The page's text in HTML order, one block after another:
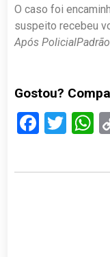
O caso foi
suspeito recebeu
Após PolicialPadrão
Gostou?